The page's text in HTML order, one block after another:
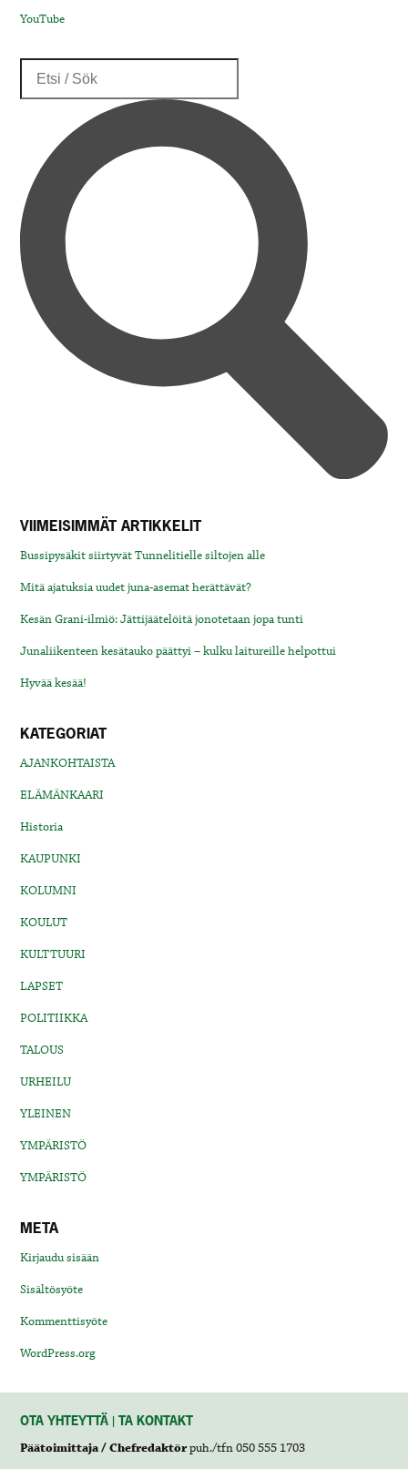
YouTube
VIIMEISIMMÄT ARTIKKELIT
Bussipysäkit siirtyvät Tunnelitielle siltojen alle
Mitä ajatuksia uudet juna-asemat herättävät?
Kesän Grani-ilmiö: Jättijäätelöitä jonotetaan jopa tunti
Junaliikenteen kesätauko päättyi – kulku laitureille helpottui
Hyvää kesää!
KATEGORIAT
AJANKOHTAISTA
ELÄMÄNKAARI
Historia
KAUPUNKI
KOLUMNI
KOULUT
KULTTUURI
LAPSET
POLITIIKKA
TALOUS
URHEILU
YLEINEN
YMPÄRISTÖ
YMPÄRISTÖ
META
Kirjaudu sisään
Sisältösyöte
Kommenttisyöte
WordPress.org
OTA YHTEYTTÄ | TA KONTAKT
Päätoimittaja / Chefredaktörpuh./tfn 050 555 1703